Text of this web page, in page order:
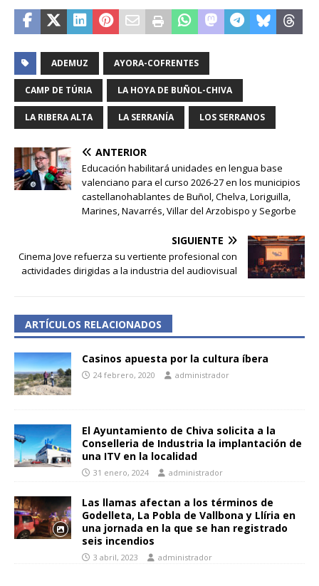
ADEMUZ AYORA-COFRENTES
CAMP DE TÚRIA LA HOYA DE BUÑOL-CHIVA
LA RIBERA ALTA LA SERRANÍA LOS SERRANOS
ANTERIOR
Educación habilitará unidades en lengua base
valenciano para el curso 2026-27 en los municipios
castellanohablantes de Buñol, Chelva, Loriguilla,
Marines, Navarrés, Villar del Arzobispo y Segorbe
SIGUIENTE
Cinema Jove refuerza su vertiente profesional con
actividades dirigidas a la industria del audiovisual
ARTÍCULOS RELACIONADOS
Casinos apuesta por la cultura íbera
24 febrero, 2020 administrador
El Ayuntamiento de Chiva solicita a la
Conselleria de Industria la implantación de
una ITV en la localidad
31 enero, 2024 administrador
Las llamas afectan a los términos de
Godelleta, La Pobla de Vallbona y Llíria en
una jornada en la que se han registrado
seis incendios
3 abril, 2023 administrador